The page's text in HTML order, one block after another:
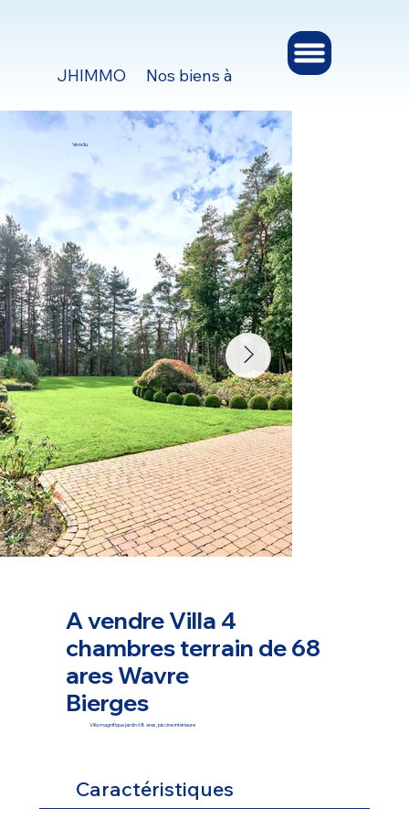
JHIMMO Nos biens à vendre et à louer
Vendu
A vendre Villa 4
chambres terrain de 68
ares Wavre
Bierges
Villa magnifique jardin 68 ares, piscine intérieure
Caractéristiques